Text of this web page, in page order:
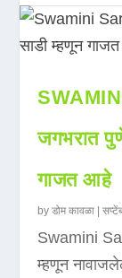
जगभरात
गाजत आहे
byडोम कावळा |
Swamini
म्हणून